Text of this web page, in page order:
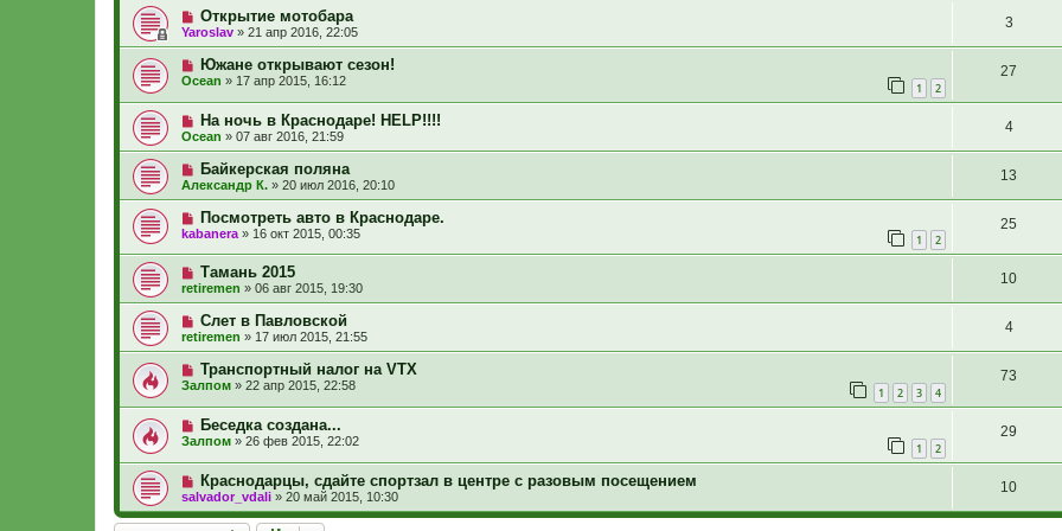
Открытие мотобара
Yaroslav » 21 апр 2016, 22:05
3
Южане открывают сезон!
Ocean » 17 апр 2015, 16:12 1 2
27
На ночь в Краснодаре! HELP!!!!
Ocean » 07 авг 2016, 21:59
4
Байкерская поляна
Александр К. » 20 июл 2016, 20:10
13
Посмотреть авто в Краснодаре.
kabanera » 16 окт 2015, 00:35 1 2
25
Тамань 2015
retiremen » 06 авг 2015, 19:30
10
Слет в Павловской
retiremen » 17 июл 2015, 21:55
4
Транспортный налог на VTX
Залпом » 22 апр 2015, 22:58 1 2 3 4
73
Беседка создана...
Залпом » 26 фев 2015, 22:02 1 2
29
Краснодарцы, сдайте спортзал в центре с разовым посещением
salvador_vdali » 20 май 2015, 10:30
10